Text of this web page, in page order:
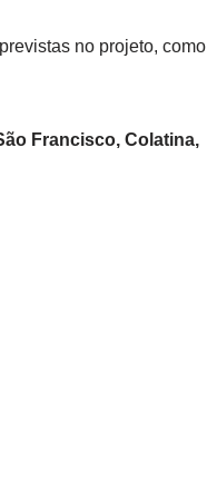
no projeto, como
Francisco, Colatina,